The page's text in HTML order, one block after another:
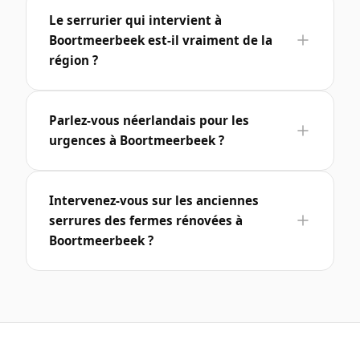
Le serrurier qui intervient à
Boortmeerbeek est-il vraiment de la
région ?
Parlez-vous néerlandais pour les
urgences à Boortmeerbeek ?
Intervenez-vous sur les anciennes
serrures des fermes rénovées à
Boortmeerbeek ?